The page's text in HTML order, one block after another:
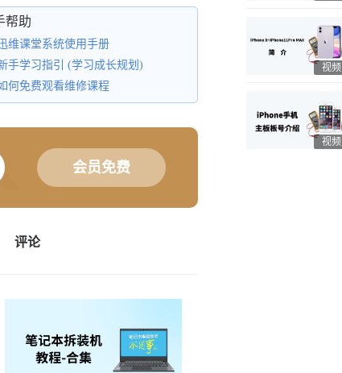
帮助
维课堂系统使用手册
手学习指引 (学习成长规划)
何免费观看维修课程
会员免费
评论
视频
视频